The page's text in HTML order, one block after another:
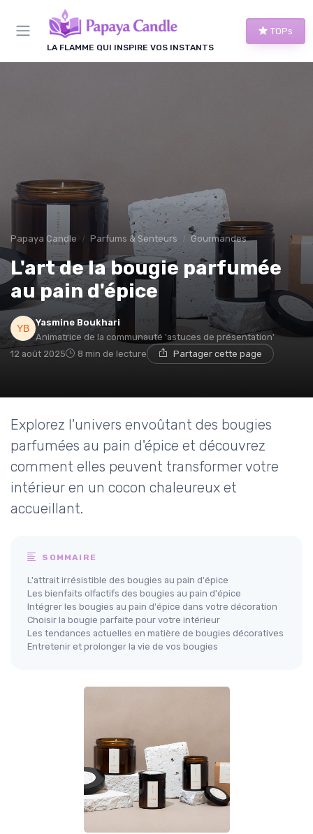
LA FLAMME QUI INSPIRE VOS INSTANTS
TOPs
Papaya Candle Parfums & Senteurs Gourmandes
L'art de la bougie parfumée
au pain d'épice
Yasmine Boukhari
Animatrice de la communauté 'astuces de présentation'
12 août 2025
8 min de lecture Partager cette page
Explorez l'univers envoûtant des bougies
parfumées au pain d'épice et découvrez
comment elles peuvent transformer votre
intérieur en un cocon chaleureux et
accueillant.
SOMMAIRE
L'attrait irrésistible des bougies au pain d'épice
Les bienfaits olfactifs des bougies au pain d'épice
Intégrer les bougies au pain d'épice dans votre décoration
Choisir la bougie parfaite pour votre intérieur
Les tendances actuelles en matière de bougies décoratives
Entretenir et prolonger la vie de vos bougies
Panneau de gestion des cookies